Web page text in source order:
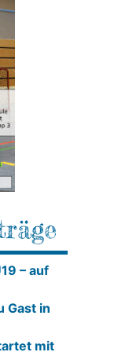
– auf
Gast in
mit